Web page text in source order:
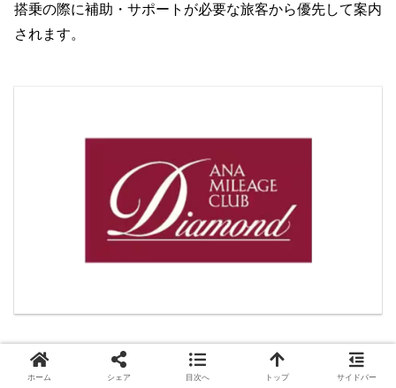
搭乗の際に補助・サポートが必要な旅客から優先して案内
されます。
ホーム シェア 目次へ トップ サイドバー